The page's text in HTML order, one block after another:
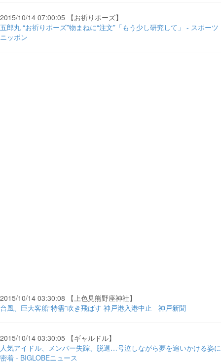
2015/10/14 07:00:05 【お祈りポーズ】
五郎丸 “お祈りポーズ”物まねに“注文”「もう少し研究して」 - スポーツ
ニッポン
2015/10/14 03:30:08 【上色見熊野座神社】
台風、巨大客船“特需”吹き飛ばす 神戸港入港中止 - 神戸新聞
2015/10/14 03:30:05 【ギャルドル】
人気アイドル、メンバー失踪、脱退…号泣しながら夢を追いかける姿に
密着 - BIGLOBEニュース